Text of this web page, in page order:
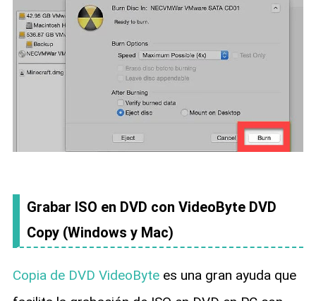
Grabar ISO en DVD con VideoByte DVD
Copy (Windows y Mac)
Copia de DVD VideoBytees una gran ayuda que